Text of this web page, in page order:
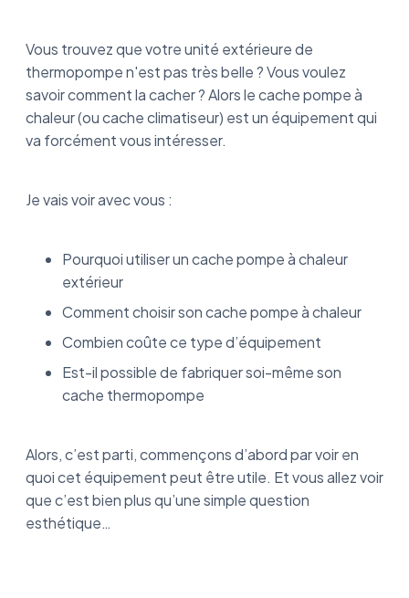
Vous trouvez que votre unité extérieure de
thermopompe n'est pas très belle ? Vous voulez
savoir comment la cacher ? Alors le cache pompe à
chaleur (ou cache climatiseur) est un équipement qui
va forcément vous intéresser.
Je vais voir avec vous :
Pourquoi utiliser un cache pompe à chaleur
extérieur
Comment choisir son cache pompe à chaleur
Combien coûte ce type d’équipement
Est-il possible de fabriquer soi-même son
cache thermopompe
Alors, c’est parti, commençons d’abord par voir en
quoi cet équipement peut être utile. Et vous allez voir
que c’est bien plus qu’une simple question
esthétique…